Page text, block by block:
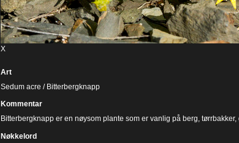
X
Art
Sedum acre / Bitterbergknapp
Kommentar
Bitterbergknapp er en nøysom plante som er vanlig på berg,
Nøkkelord